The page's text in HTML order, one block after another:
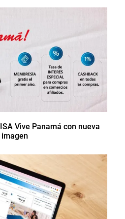
Vive Panamá con nueva
imagen